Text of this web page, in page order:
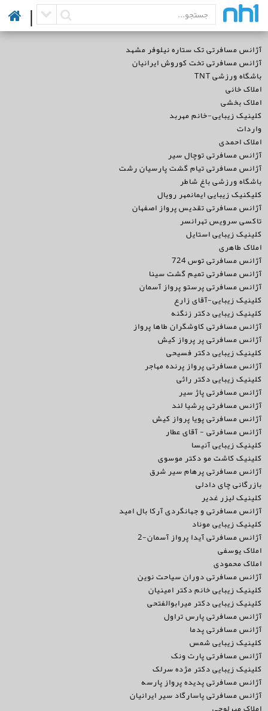
|
آژانس مسافرتی تک ستاره نیلوفر مشهد
آژانس مسافرتی تخت کوروش ایرانیان
باشگاه ورزشی TNT
املاک خانی
املاک بخشی
کلینیک زیبایی-خانم مهربد
واردات
املاک احمدی
آژانس مسافرتی توچال سیر
آژانس مسافرتی تيام گشت پارسيان رشت
باشگاه ورزشی باغ شاطر
کلیکنیک زیبایی ایمانمهر رویال
آژانس مسافرتی تقدیس پرواز اصفهان
تاکسی سرویس تهرانسر
کلینیک زیبایی استایل
املاک طاهری
آژانس مسافرتی توس 724
آژانس مسافرتی تمیم گشت سینا
آژانس مسافرتی پرستو پرواز آسمان
کلینیک زیبایی-آقای زارع
کلینیک زیبایی دکتر زنگنه
آژانس مسافرتی کاوشگران طاها پرواز
آژانس مسافرتی پر پرواز کیش
کلینیک زیبایی دکتر فسیحی
آژانس مسافرتی پرواز پرنده مهاجر
کلینیک زیبایی دکتر راثی
آژانس مسافرتی پاژ سیر
آژانس مسافرتی پرشیا لند
آژانس مسافرتی پویا پرواز کیش
آژانس مسافرتی - آقای عطار
کلینیک زیبایی آنیسا
کلینیک کاشت مو دکتر موسوی
آژانس مسافرتی پرهام سیر شرق
بازرگانی چای دادلی
کلینیک لیزر غدیر
آژانس مسافرتی و جهانگردی آرکا بال امید
کلینیک زیبایی موناد
آژانس مسافرتی آیدا پرواز آسمان-2
املاک یوسفی
املاک محمودی
آژانس مسافرتی دوران سیاحت نوین
کلینیک زیبایی خانم دکتر امینیان
کلینیک زیبایی دکتر میرابوالفتحی
آژانس مسافرتی پارس تراول
آژانس مسافرتی پدما
کلینیک زیبایی شمس
آژانس مسافرتی پارت ونک
کلینیک زیبایی دکتر مژده سرلک
آژانس مسافرتی پدیده پرواز پارسه
آژانس مسافرتی پاسارگاد سیر ایرانیان